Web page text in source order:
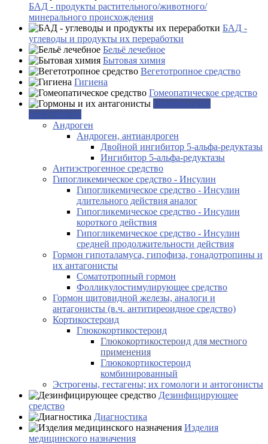
БАД - продукты растительного/животного/
минерального происхождения
БАД -
углеводы и продукты их переработки
Бельё лечебное
Бытовая химия
Вегетотропное средство
Гигиена
Гомеопатическое средство
Гормоны и их
антагонисты
Андроген
Андроген, антиандроген
Двойной ингибитор 5-альфа-редуктазы
Ингибитор 5-альфа-редуктазы
Антиэстрогенное средство
Гипогликемическое средство - Инсулин
Гипогликемическое средство - Инсулин
длительного действия аналог
Гипогликемическое средство - Инсулин
короткого действия
Гипогликемическое средство - Инсулин
средней продолжительности действия
Гормон гипоталамуса, гипофиза, гонадотропины и
их антагонисты
Соматотропный гормон
Фолликулостимулирующее средство
Гормон щитовидной железы, аналоги и
антагонисты (в.ч. антитиреоидное средство)
Кортикостероид
Глюкокортикостероид
Глюкокортикостероид для местного
применения
Глюкокортикостероид
комбинированный
Эстрогены, гестагены; их гомологи и антогонисты
Дезинфицирующее
средство
Диагностика
Изделия
медицинского назначения